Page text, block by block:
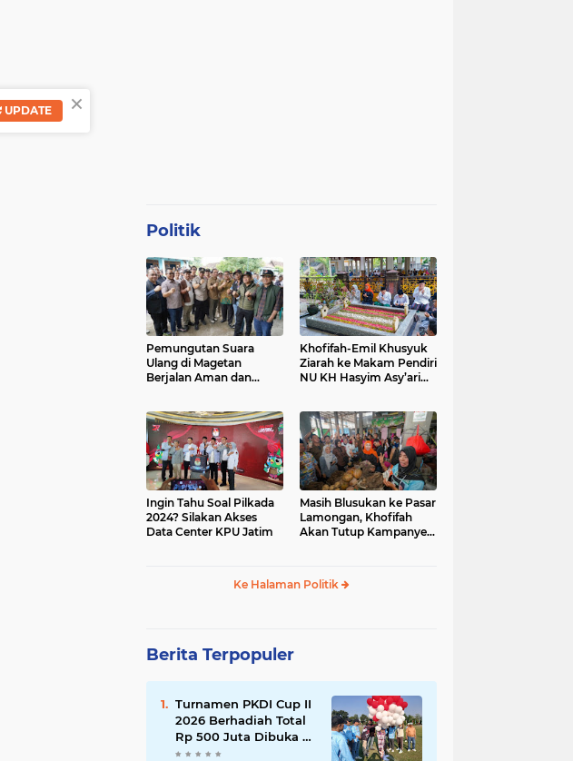
Politik
Pemungutan Suara
Ulang di Magetan
Berjalan Aman dan
Khofifah-Emil Khusyuk
Ziarah ke Makam Pendiri
NU KH Hasyim Asy’ari
Ingin Tahu Soal Pilkada
2024? Silakan Akses
Data Center KPU Jatim
Masih Blusukan ke Pasar
Lamongan, Khofifah
Akan Tutup Kampanye
Ke Halaman Politik
Berita Terpopuler
Turnamen PKDI Cup II
2026 Berhadiah Total
Rp 500 Juta Dibuka di
Jombang, Ketua PKDI
×
UPDATE